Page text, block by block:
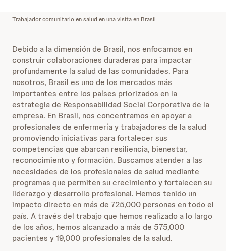
Trabajador comunitario en salud en una visita en Brasil.
Debido a la dimensión de Brasil, nos enfocamos en
construir colaboraciones duraderas para impactar
profundamente la salud de las comunidades. Para
nosotros, Brasil es uno de los mercados más
importantes entre los países priorizados en la
estrategia de Responsabilidad Social Corporativa de la
empresa. En Brasil, nos concentramos en apoyar a
profesionales de enfermería y trabajadores de la salud
promoviendo iniciativas para fortalecer sus
competencias que abarcan resiliencia, bienestar,
reconocimiento y formación. Buscamos atender a las
necesidades de los profesionales de salud mediante
programas que permiten su crecimiento y fortalecen su
liderazgo y desarrollo profesional. Hemos tenido un
impacto directo en más de 725,000 personas en todo el
país. A través del trabajo que hemos realizado a lo largo
de los años, hemos alcanzado a más de 575,000
pacientes y 19,000 profesionales de la salud.